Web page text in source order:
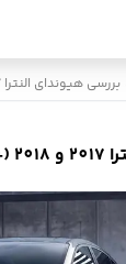
بررسی هیوندای النترا 2017 و 2018 (+ تجربه کارشناسی)